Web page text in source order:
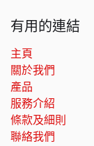
有用的連結
主頁
關於我們
產品
服務介紹
條款及細則
聯絡我們